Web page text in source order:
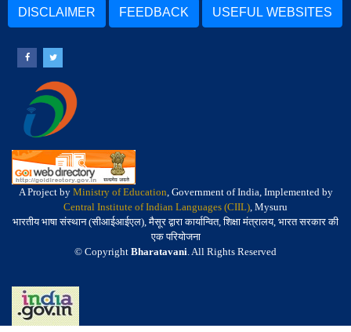
DISCLAIMER FEEDBACK USEFUL WEBSITES
A Project by Ministry of Education, Government of India, Implemented by
Central Institute of Indian Languages (CIIL), Mysuru
भारतीय भाषा संस्थान (सीआईआईएल), मैसूर द्वारा कार्यान्वित, शिक्षा मंत्रालय, भारत सरकार की
एक परियोजना
© Copyright Bharatavani. All Rights Reserved